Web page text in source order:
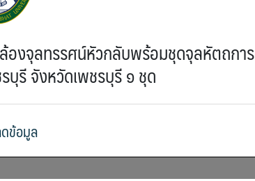
ล้องจุลทรรศน์หัวกลับพร้อมชุดจุลหัตถการ
บุรี จังหวัดเพชรบุรี ๑ ชุด
ข้อมูล